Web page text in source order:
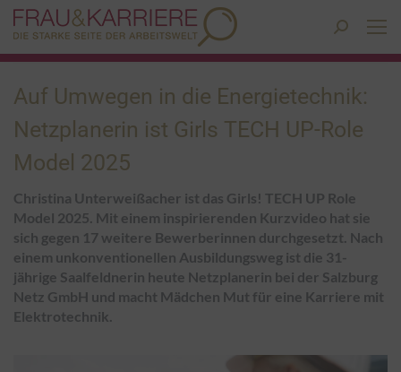
Search:
Auf Umwegen in die Energietechnik:
Netzplanerin ist Girls TECH UP-Role
Model 2025
Christina Unterweißacher ist das Girls! TECH UP Role
Model 2025. Mit einem inspirierenden Kurzvideo hat sie
sich gegen 17 weitere Bewerberinnen durchgesetzt. Nach
einem unkonventionellen Ausbildungsweg ist die 31-
jährige Saalfeldnerin heute Netzplanerin bei der Salzburg
Netz GmbH und macht Mädchen Mut für eine Karriere mit
Elektrotechnik.